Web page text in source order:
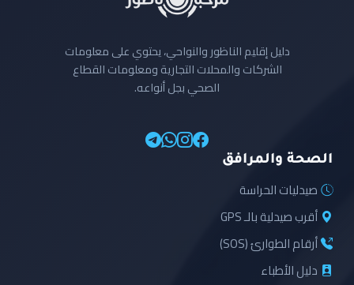
دليل إقليم الناظور والنواحي، يحتوي على معلومات
الشركات والمحلات التجارية ومعلومات القطاع
الصحي بجل أنواعه.
الصحة والمرافق
صيدليات الحراسة
أقرب صيدلية بالـ GPS
أرقام الطوارئ (SOS)
دليل الأطباء